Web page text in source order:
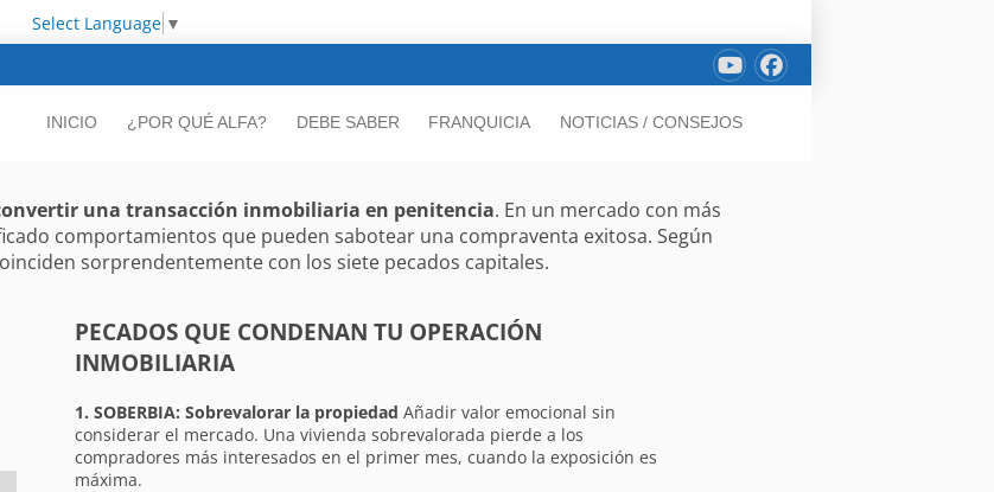
Select Language ▼
INICIO ¿POR QUÉ ALFA? DEBE SABER FRANQUICIA NOTICIAS / CONSEJOS
una transacción inmobiliaria en penitencia. En un mercado con más
comportamientos que pueden sabotear una compraventa exitosa. Según
sorprendentemente con los siete pecados capitales.
PECADOS QUE CONDENAN TU OPERACIÓN
INMOBILIARIA
1. SOBERBIA: Sobrevalorar la propiedad Añadir valor emocional sin
considerar el mercado. Una vivienda sobrevalorada pierde a los
compradores más interesados en el primer mes, cuando la exposición es
máxima.